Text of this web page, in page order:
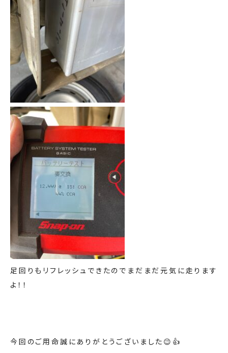
足回りもリフレッシュできたのでまだまだ元気に走ります
よ！！
今回のご用命誠にありがとうございました😉👍